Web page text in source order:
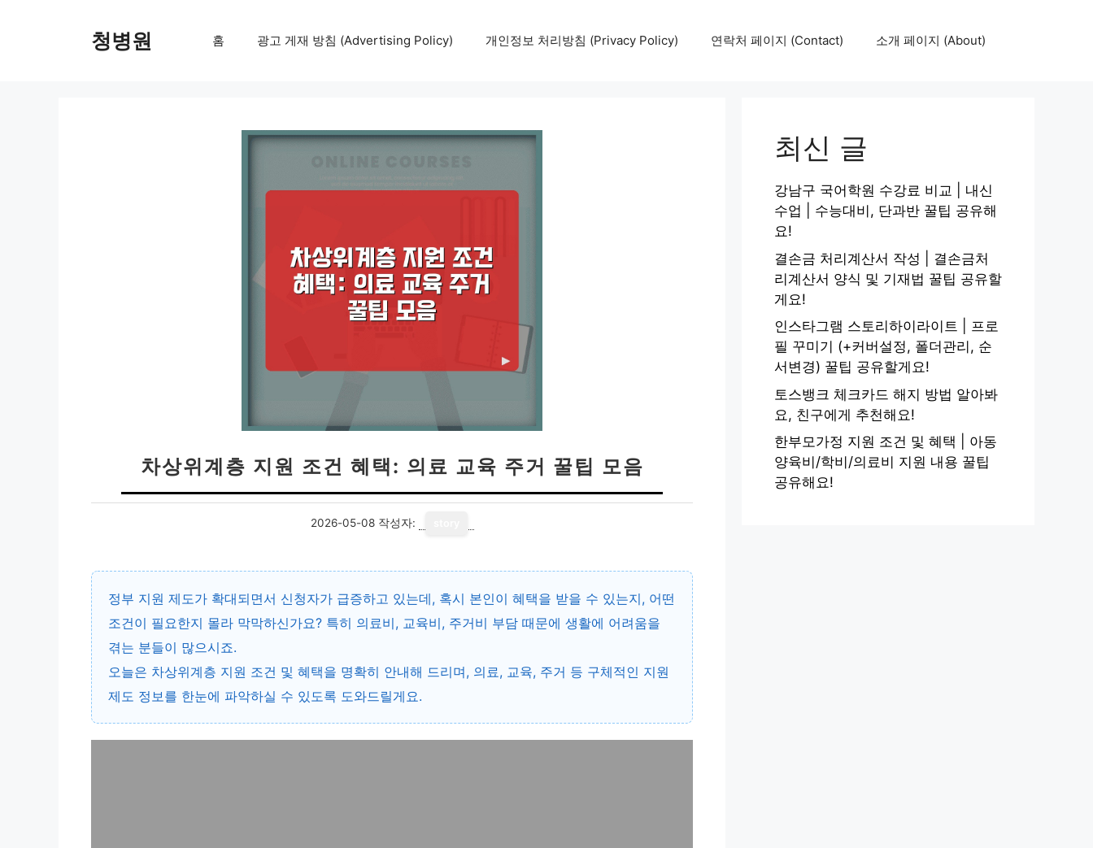
청병원 홈 광고 게재 방침 (Advertising Policy) 개인정보 처리방침 (Privacy Policy) 연락처 페이지 (Contact) 소개 페이지 (About)
차상위계층 지원 조건 혜택: 의료 교육 주거 꿀팁 모음
2026-05-08 작성자:
정부 지원 제도가 확대되면서 신청자가 급증하고 있는데, 혹시 본인이 혜택을 받을 수 있는지, 어떤
조건이 필요한지 몰라 막막하신가요? 특히 의료비, 교육비, 주거비 부담 때문에 생활에 어려움을
겪는 분들이 많으시죠.
오늘은 차상위계층 지원 조건 및 혜택을 명확히 안내해 드리며, 의료, 교육, 주거 등 구체적인 지원
제도 정보를 한눈에 파악하실 수 있도록 도와드릴게요.
최신 글
강남구 국어학원 수강료 비교 | 내신
수업 | 수능대비, 단과반 꿀팁 공유해
요!
결손금 처리계산서 작성 | 결손금처
리계산서 양식 및 기재법 꿀팁 공유할
게요!
인스타그램 스토리하이라이트 | 프로
필 꾸미기 (+커버설정, 폴더관리, 순
서변경) 꿀팁 공유할게요!
토스뱅크 체크카드 해지 방법 알아봐
요, 친구에게 추천해요!
한부모가정 지원 조건 및 혜택 | 아동
양육비/학비/의료비 지원 내용 꿀팁
공유해요!